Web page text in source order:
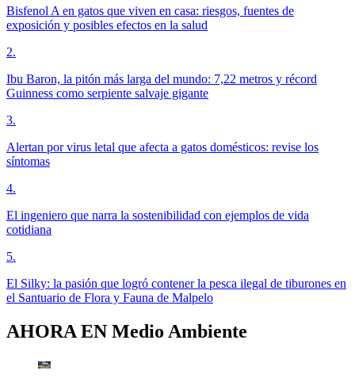
Bisfenol A en gatos que viven en casa: riesgos, fuentes de
exposición y posibles efectos en la salud
2.
Ibu Baron, la pitón más larga del mundo: 7,22 metros y récord
Guinness como serpiente salvaje gigante
3.
Alertan por virus letal que afecta a gatos domésticos: revise los
síntomas
4.
El ingeniero que narra la sostenibilidad con ejemplos de vida
cotidiana
5.
El Silky: la pasión que logró contener la pesca ilegal de tiburones en
el Santuario de Flora y Fauna de Malpelo
AHORA EN Medio Ambiente